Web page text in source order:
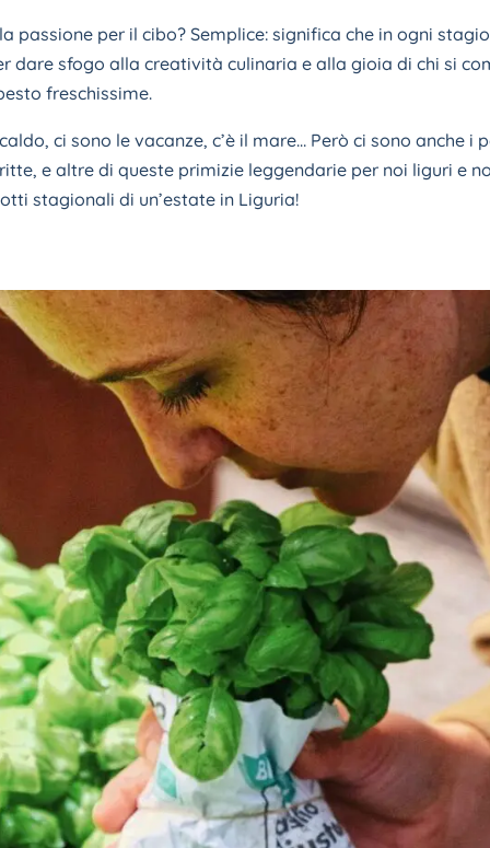
passione per il cibo? Semplice: significa che in ogni
dare sfogo alla creatività culinaria e alla gioia di chi si
freschissime.
ci sono le vacanze, c’è il mare… Però ci sono anche i
e altre di queste primizie leggendarie per noi liguri e
stagionali di un’estate in Liguria!